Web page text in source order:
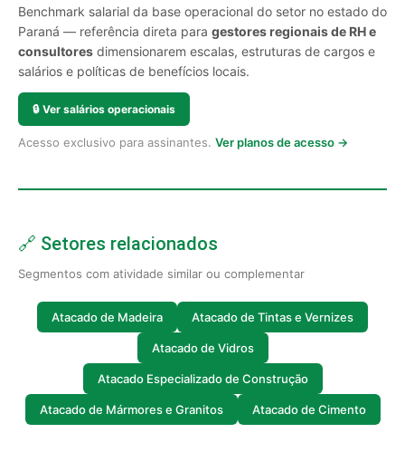
Benchmark salarial da base operacional do setor no estado do
Paraná — referência direta para gestores regionais de RH e
consultores dimensionarem escalas, estruturas de cargos e
salários e políticas de benefícios locais.
🔒 Ver salários operacionais
Acesso exclusivo para assinantes. Ver planos de acesso →
🔗 Setores relacionados
Segmentos com atividade similar ou complementar
Atacado de Madeira Atacado de Tintas e Vernizes
Atacado de Vidros
Atacado Especializado de Construção
Atacado de Mármores e Granitos Atacado de Cimento